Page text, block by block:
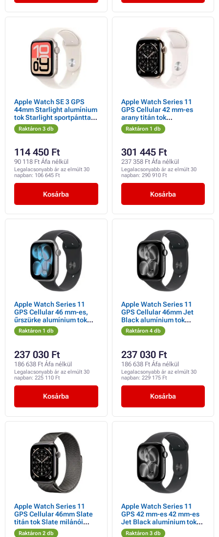
Apple Watch SE 3 GPS
44mm Starlight alumínium
tok Starlight sportpánttal -
S/M
Raktáron 3 db
114 450 Ft
90 118 Ft Áfa nélkül
Legalacsonyabb ár az elmúlt 30
napban: 106 645 Ft
Kosárba
Apple Watch Series 11
GPS Cellular 42 mm-es
arany titán tok
világospiros sportpánttal -
S/M
Raktáron 1 db
301 445 Ft
237 358 Ft Áfa nélkül
Legalacsonyabb ár az elmúlt 30
napban: 290 910 Ft
Kosárba
Apple Watch Series 11
GPS Cellular 46 mm-es,
űrszürke alumínium tok
fekete sportpánttal - M/L
Raktáron 1 db
237 030 Ft
186 638 Ft Áfa nélkül
Legalacsonyabb ár az elmúlt 30
napban: 225 110 Ft
Kosárba
Apple Watch Series 11
GPS Cellular 46mm Jet
Black alumínium tok
fekete sportpánttal - M/L
Raktáron 4 db
237 030 Ft
186 638 Ft Áfa nélkül
Legalacsonyabb ár az elmúlt 30
napban: 229 175 Ft
Kosárba
Apple Watch Series 11
GPS Cellular 46mm Slate
titán tok Slate milánói
hurokkal - S/M
Raktáron 2 db
Apple Watch Series 11
GPS 42 mm-es 42 mm-es
Jet Black alumínium tok
fekete sportpánttal - S/M
Raktáron 3 db